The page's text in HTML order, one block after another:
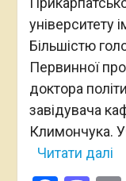
університету
Більшістю
Первинної
доктора
завідувача
Климончука.
Читати далі